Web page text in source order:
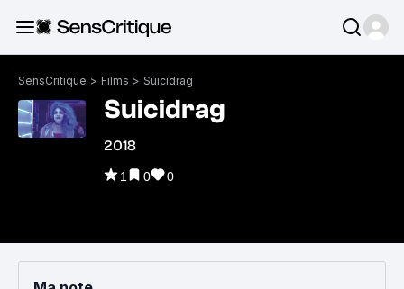
SensCritique > Films > Suicidrag
Suicidrag
2018
1 0 0